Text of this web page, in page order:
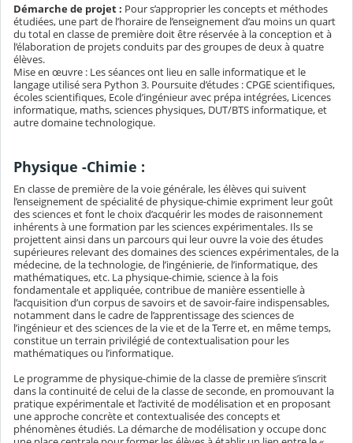
Démarche de projet : Pour s’approprier les concepts et méthodes
étudiées, une part de l’horaire de l’enseignement d’au moins un quart
du total en classe de première doit être réservée à la conception et à
l’élaboration de projets conduits par des groupes de deux à quatre
élèves.
Mise en œuvre : Les séances ont lieu en salle informatique et le
langage utilisé sera Python 3. Poursuite d’études : CPGE scientifiques,
écoles scientifiques, Ecole d’ingénieur avec prépa intégrées, Licences
informatique, maths, sciences physiques, DUT/BTS informatique, et
autre domaine technologique.
Physique -Chimie :
En classe de première de la voie générale, les élèves qui suivent
l’enseignement de spécialité de physique-chimie expriment leur goût
des sciences et font le choix d’acquérir les modes de raisonnement
inhérents à une formation par les sciences expérimentales. Ils se
projettent ainsi dans un parcours qui leur ouvre la voie des études
supérieures relevant des domaines des sciences expérimentales, de la
médecine, de la technologie, de l’ingénierie, de l’informatique, des
mathématiques, etc. La physique-chimie, science à la fois
fondamentale et appliquée, contribue de manière essentielle à
l’acquisition d’un corpus de savoirs et de savoir-faire indispensables,
notamment dans le cadre de l’apprentissage des sciences de
l’ingénieur et des sciences de la vie et de la Terre et, en même temps,
constitue un terrain privilégié de contextualisation pour les
mathématiques ou l’informatique.
Le programme de physique-chimie de la classe de première s’inscrit
dans la continuité de celui de la classe de seconde, en promouvant la
pratique expérimentale et l’activité de modélisation et en proposant
une approche concrète et contextualisée des concepts et
phénomènes étudiés. La démarche de modélisation y occupe donc